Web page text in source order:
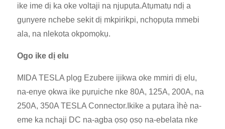
ike ime dị ka oke voltaji na njupụta.Atụmatụ ndị a
gụnyere nchebe sekit dị mkpirikpi, nchọpụta mmebi
ala, na nlekota okpomọkụ.
Ogo ike dị elu
MIDA TESLA plọg Ezubere ijikwa oke mmiri dị elu,
na-enye ọkwa ike pụrụiche nke 80A, 125A, 200A, na
250A, 350A TESLA Connector.Ikike a pụtara ìhè na-
eme ka nchaji DC na-agba ọsọ ọsọ na-ebelata nke